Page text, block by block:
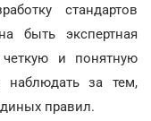
стандартов
быть экспертная
четкую и понятную
наблюдать за тем,
правил.